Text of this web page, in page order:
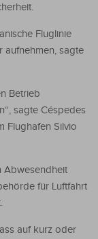
Fluglinie
aufnehmen, sagte
Betrieb
sagte Céspedes
Flughafen Silvio
Abwesendheit
für Luftfahrt
auf kurz oder